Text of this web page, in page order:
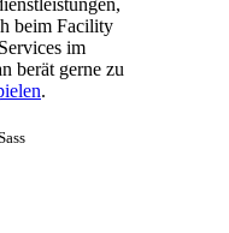
beim Facility
im
berät gerne zu
.